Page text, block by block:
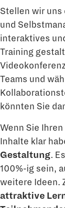
Stellen wir uns
und
interaktives
Training
Teams und
könnten Sie
Wenn Sie
Inhalte klar
Gestaltung.
100%-ig sein,
weitere Ideen.
attraktive